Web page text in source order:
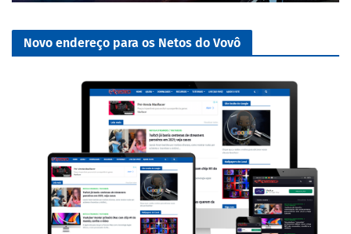
Novo endereço para os Netos do Vovô